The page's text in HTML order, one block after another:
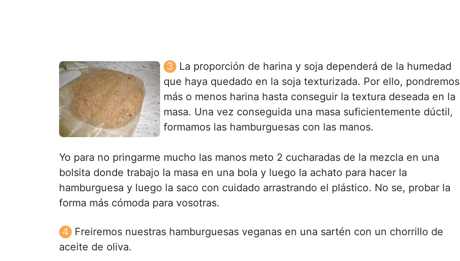
La proporción de harina y soja dependerá de la humedad
que haya quedado en la soja texturizada. Por ello, pondremos
más o menos harina hasta conseguir la textura deseada en la
masa. Una vez conseguida una masa suficientemente dúctil,
formamos las hamburguesas con las manos.
Yo para no pringarme mucho las manos meto 2 cucharadas de la mezcla en una
bolsita donde trabajo la masa en una bola y luego la achato para hacer la
hamburguesa y luego la saco con cuidado arrastrando el plástico. No se, probar la
forma más cómoda para vosotras.
Freiremos nuestras hamburguesas veganas en una sartén con un chorrillo de
aceite de oliva.